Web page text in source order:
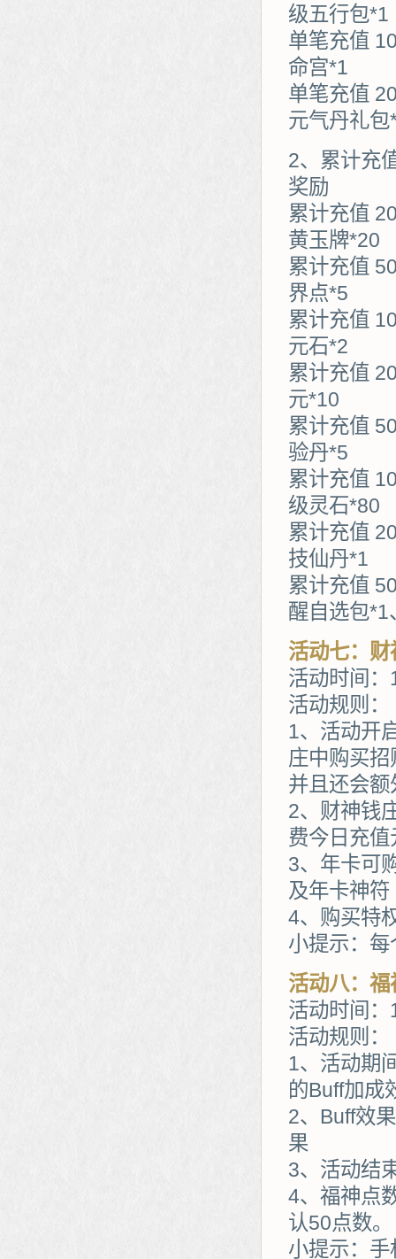
级五行包*1
单笔充值
命宫*1
单笔充值
元气丹礼包
2、累计充
奖励
累计充值
黄玉牌*20
累计充值
界点*5
累计充值
元石*2
累计充值
元*10
累计充值
验丹*5
累计充值
级灵石*80
累计充值
技仙丹*1
累计充值
醒自选包*1
活动七：财
活动时间
活动规则：
1、活动开
庄中购买
并且还会
2、财神钱
费今日充值
3、年卡可
及年卡神符
4、购买特
小提示：
活动八：福
活动时间
活动规则：
1、活动期
的Buff加成
2、Buff效
果
3、活动结
4、福神点
认50点数。
小提示：